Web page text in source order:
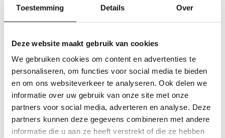
Toestemming Details Over
Deze website maakt gebruik van cookies
We gebruiken cookies om content en advertenties te
personaliseren, om functies voor social media te bieden
en om ons websiteverkeer te analyseren. Ook delen we
informatie over uw gebruik van onze site met onze
partners voor social media, adverteren en analyse. Deze
partners kunnen deze gegevens combineren met andere
informatie die u aan ze heeft verstrekt of die ze hebben
sectoren zoals: agrarisch, grafimedia, logistiek,
recycling, textiel en techniek.
Onderdeel worden van ons team, is onderdeel
worden van de ‘familie’. De betrokkenheid voor onze
medewerkers is hoog. Wij vinden het belangrijk dat
onze medewerkers een goede balans vinden tussen
werk en privé. 1x per maand hebben we een
gezamenlijke lunch op kosten van het bedrijf en zo
zijn er in de wintermaanden altijd verse citroenen en
gember aanwezig voor een vers kop thee tegen de